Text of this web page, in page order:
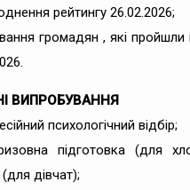
рейтингу 26.02.2026;
громадян , які пройшли
ВИПРОБУВАННЯ
психологічний відбір;
підготовка (для
дівчат);